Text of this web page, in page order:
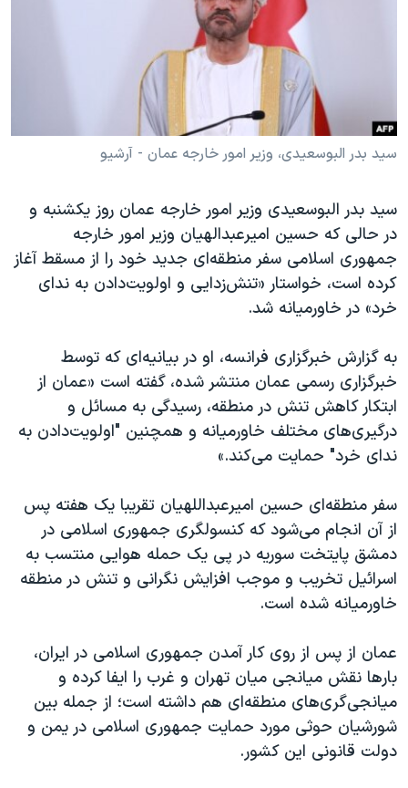
فرهنگ و زندگی
حقوق شهروندی
علم و فناوری
اسرائیل در جنگ
آرشیو پخش زنده
انتخابات ریاست جمهوری آمریکا ۲۰۲۴
حمله جمهوری اسلامی به اسرائیل
رمز مهسا
ورزش زنان در ایران
مجموعه مستندهای دادخواهی
تریبونال مردمی آبان ۹۸
دادگاه حمید نوری
چهل سال گروگان‌گیری
قانون شفافیت دارائی کادر رهبری ایران
اعتراضات مردمی آبان ۹۸
اسرائیل در جنگ
نرگس محمدی برنده جایزه نوبل صلح
صفحه‌های ویژه
سفر پرزیدنت ترامپ به چین
زبانهای مختلف
سید بدر البوسعیدی، وزیر امور خارجه عمان - آرشیو
سید بدر البوسعیدی وزیر امور خارجه عمان روز یکشنبه و
در حالی که حسین امیرعبدالهیان وزیر امور خارجه
جمهوری اسلامی سفر منطقه‌ای جدید خود را از مسقط آغاز
کرده است، خواستار «تنش‌زدایی و اولویت‌دادن به ندای
خرد» در خاورمیانه شد.
به گزارش خبرگزاری فرانسه، او در بیانیه‌ای که توسط
خبرگزاری رسمی عمان منتشر شده، گفته است «عمان از
ابتکار کاهش تنش در منطقه، رسیدگی به مسائل و
درگیری‌های مختلف خاورمیانه و همچنین "اولویت‌دادن به
ندای خرد" حمایت می‌کند.»
سفر منطقه‌ای حسین امیرعبداللهیان تقریبا یک هفته پس
از آن انجام می‌شود که کنسولگری جمهوری اسلامی در
دمشق پایتخت سوریه در پی یک حمله هوایی منتسب به
اسرائیل تخریب و موجب افزایش نگرانی و تنش در منطقه
خاورمیانه شده است.
عمان از پس از روی کار آمدن جمهوری اسلامی در ایران،
بارها نقش میانجی میان تهران و غرب را ایفا کرده و
میانجی‌گری‌های منطقه‌ای هم داشته است؛ از جمله بین
شورشیان حوثی مورد حمایت جمهوری اسلامی در یمن و
دولت قانونی این کشور.